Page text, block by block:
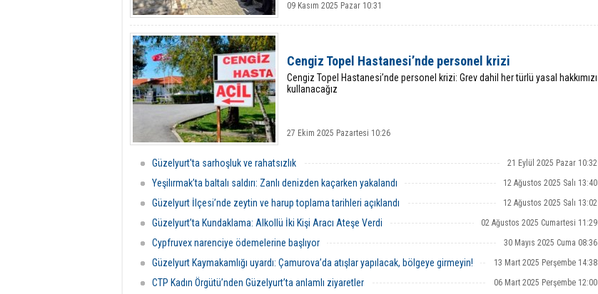
09 Kasım 2025 Pazar 10:31
Cengiz Topel Hastanesi’nde personel krizi
Cengiz Topel Hastanesi’nde personel krizi: Grev dahil her türlü yasal hakkımızı
kullanacağız
27 Ekim 2025 Pazartesi 10:26
Güzelyurt'ta sarhoşluk ve rahatsızlık 21 Eylül 2025 Pazar 10:32
Yeşilırmak’ta baltalı saldırı: Zanlı denizden kaçarken yakalandı 12 Ağustos 2025 Salı 13:40
Güzelyurt İlçesi’nde zeytin ve harup toplama tarihleri açıklandı 12 Ağustos 2025 Salı 13:02
Güzelyurt’ta Kundaklama: Alkollü İki Kişi Aracı Ateşe Verdi 02 Ağustos 2025 Cumartesi 11:29
Cypfruvex narenciye ödemelerine başlıyor 30 Mayıs 2025 Cuma 08:36
Güzelyurt Kaymakamlığı uyardı: Çamurova’da atışlar yapılacak, bölgeye girmeyin! 13 Mart 2025 Perşembe 14:38
CTP Kadın Örgütü’nden Güzelyurt’ta anlamlı ziyaretler 06 Mart 2025 Perşembe 12:00